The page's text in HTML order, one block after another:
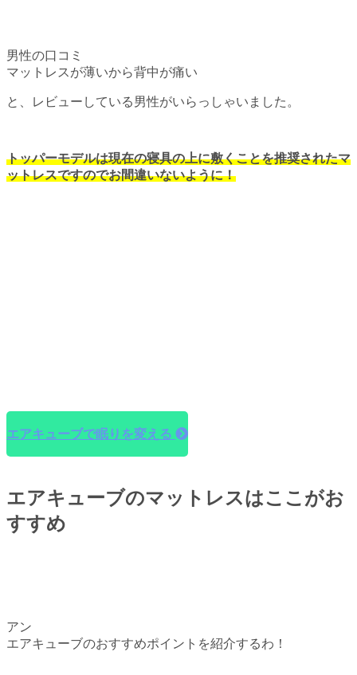
男性の口コミ
マットレスが薄いから背中が痛い
と、レビューしている男性がいらっしゃいました。
トッパーモデルは現在の寝具の上に敷くことを推奨されたマ
ットレスですのでお間違いないように！
エアキューブで眠りを変える
エアキューブのマットレスはここがお
すすめ
アン
エアキューブのおすすめポイントを紹介するわ！